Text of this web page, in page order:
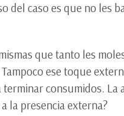
caso es que no les
que tanto les
ese toque
consumidos.
la presencia externa?